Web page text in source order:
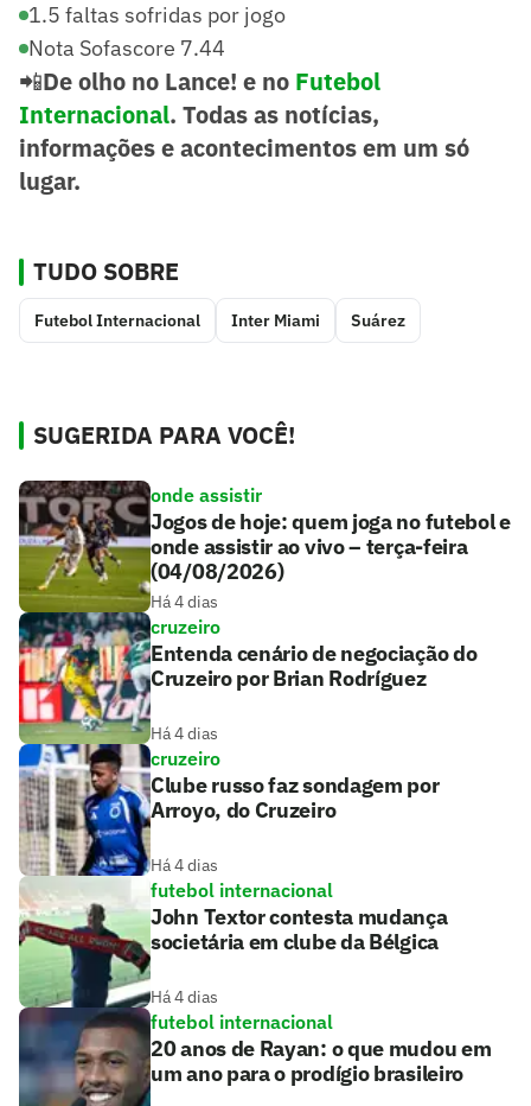
1.5 faltas sofridas por jogo
Nota Sofascore 7.44
📲De olho no Lance! e no Futebol
Internacional. Todas as notícias,
informações e acontecimentos em um só
lugar.
TUDO SOBRE
Futebol Internacional Inter Miami Suárez
SUGERIDA PARA VOCÊ!
onde assistir
Jogos de hoje: quem joga no futebol e
onde assistir ao vivo – terça-feira
(04/08/2026)
Há 4 dias
cruzeiro
Entenda cenário de negociação do
Cruzeiro por Brian Rodríguez
Há 4 dias
cruzeiro
Clube russo faz sondagem por
Arroyo, do Cruzeiro
Há 4 dias
futebol internacional
John Textor contesta mudança
societária em clube da Bélgica
Há 4 dias
futebol internacional
20 anos de Rayan: o que mudou em
um ano para o prodígio brasileiro